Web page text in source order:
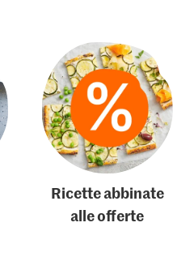
Ricette abbinate
alle offerte